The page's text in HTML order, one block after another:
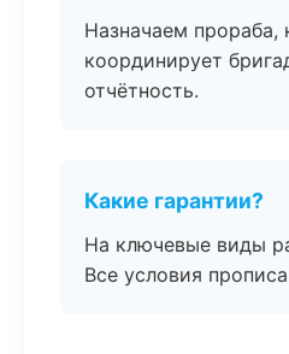
Назначаем прораба,
координирует
отчётность.
Какие гарантии?
На ключевые виды
Все условия